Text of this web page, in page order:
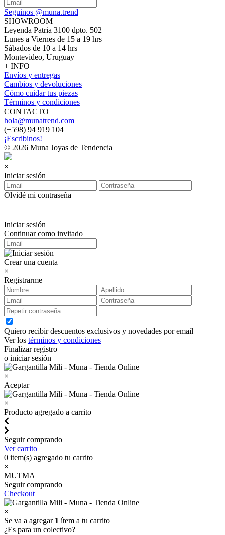
Seguinos @muna.trend
SHOWROOM
Leyenda Patria 3100 dpto. 502
Lunes a Viernes de 15 a 19 hrs
Sábados de 10 a 14 hrs
Montevideo, Uruguay
+ INFO
Envíos y entregas
Cambios y devoluciones
Cómo cuidar tus piezas
Términos y condiciones
CONTACTO
hola@munatrend.com
(+598) 94 919 104
¡Escribinos!
© 2026 Muna Joyas de Tendencia
×
Iniciar sesión
Olvidé mi contraseña
Iniciar sesión
Continuar como invitado
Crear una cuenta
×
Registrarme
Quiero recibir descuentos exclusivos y novedades por email
Ver los términos y condiciones
Finalizar registro
o iniciar sesión
×
Aceptar
×
Producto agregado a carrito
Seguir comprando
Ver carrito
0 item(s) agregado tu carrito
×
MUTMA
Seguir comprando
Checkout
×
Se va a agregar 1 ítem a tu carrito
¿Es para un colectivo?